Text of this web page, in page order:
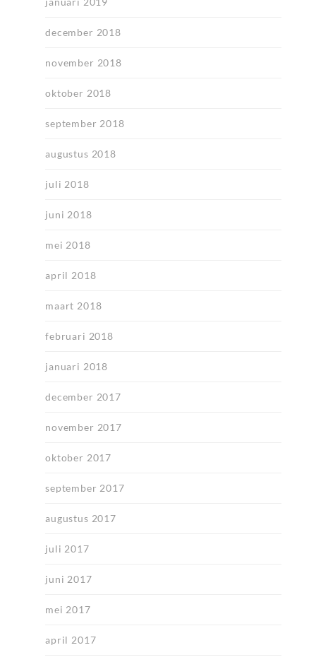
december 2018
november 2018
oktober 2018
september 2018
augustus 2018
juli 2018
juni 2018
mei 2018
april 2018
maart 2018
februari 2018
januari 2018
december 2017
november 2017
oktober 2017
september 2017
augustus 2017
juli 2017
juni 2017
mei 2017
april 2017